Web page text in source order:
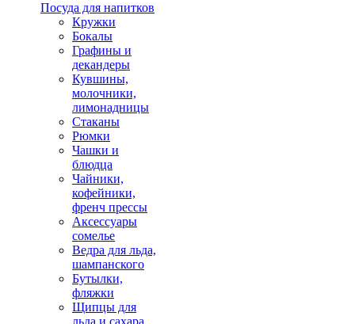
Посуда для напитков
Кружки
Бокалы
Графины и
декандеры
Кувшины,
молочники,
лимонадницы
Стаканы
Рюмки
Чашки и
блюдца
Чайники,
кофейники,
френч прессы
Аксессуары
сомелье
Ведра для льда,
шампанского
Бутылки,
фляжки
Щипцы для
льда и сахара